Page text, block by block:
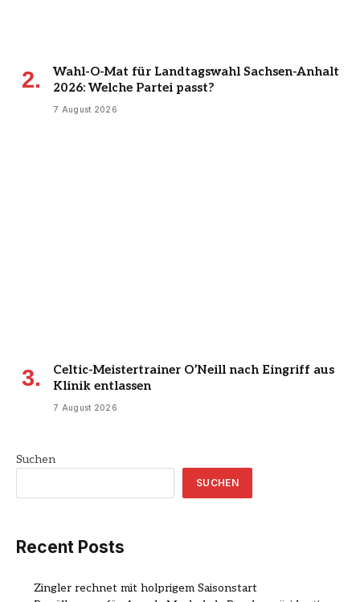
Wahl-O-Mat für Landtagswahl Sachsen-Anhalt
2026: Welche Partei passt?
7 August 2026
Celtic-Meistertrainer O’Neill nach Eingriff aus
Klinik entlassen
7 August 2026
Suchen
SUCHEN
Recent Posts
Zingler rechnet mit holprigem Saisonstart